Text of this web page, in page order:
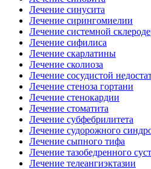
Лечение синусита
Лечение сирингомиелии
Лечение системной
Лечение сифилиса
Лечение скарлатины
Лечение сколиоза
Лечение сосудистой
Лечение стеноза гортани
Лечение стенокардии
Лечение стоматита
Лечение субфебрилитета
Лечение судорожного
Лечение сыпного тифа
Лечение тазобедренного
Лечение телеангиэктазии